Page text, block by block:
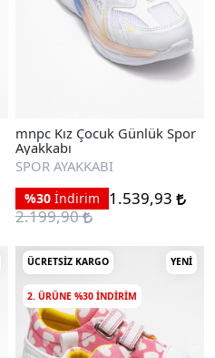
mnpc Kız Çocuk Günlük Spor
Ayakkabı
SPOR AYAKKABI
%30 İndirim
1.539,93
2.199,90
ÜCRETSIZ KARGO YENI
2. ÜRÜNE %30 INDIRIM